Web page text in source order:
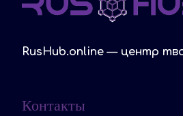
RusHub.online — центр
Контакты